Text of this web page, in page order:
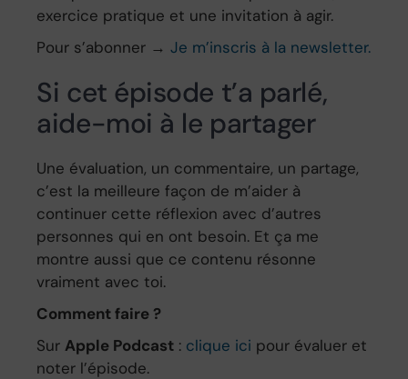
exercice pratique et une invitation à agir.
Pour s’abonner →Je m’inscris à la newsletter.
Si cet épisode t’a parlé,
aide-moi à le partager
Une évaluation, un commentaire, un partage,
c’est la meilleure façon de m’aider à
continuer cette réflexion avec d’autres
personnes qui en ont besoin. Et ça me
montre aussi que ce contenu résonne
vraiment avec toi.
Comment faire ?
SurApple Podcast : clique ici pour évaluer et
noter l’épisode.